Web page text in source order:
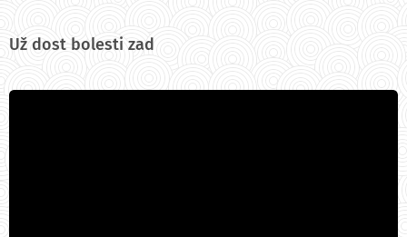
Už dost bolesti zad